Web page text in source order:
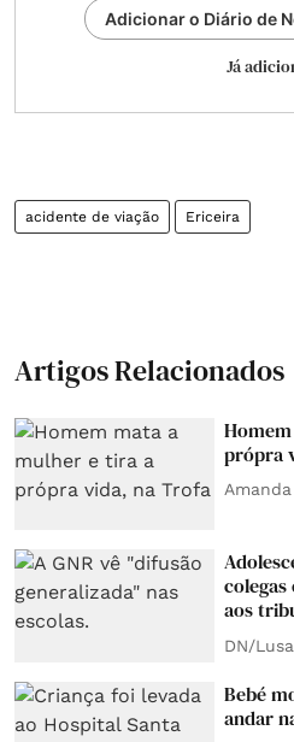
Adicionar o Diário de
Já
acidente de viação Ericeira
Artigos Relacionados
própra
colegas
aos
DN/Lusa
Bebé
andar